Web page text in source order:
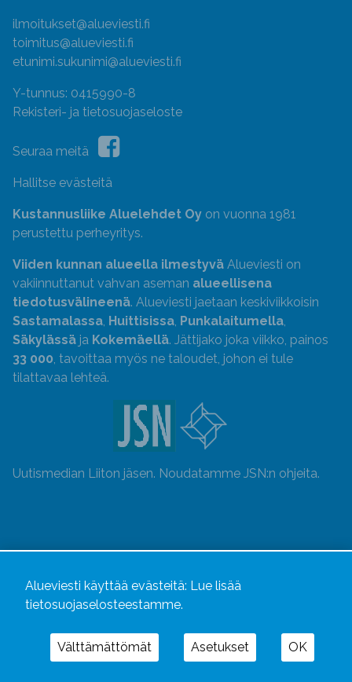
ilmoitukset@alueviesti.fi
toimitus@alueviesti.fi
etunimi.sukunimi@alueviesti.fi
Y-tunnus: 0415990-8
Rekisteri- ja tietosuojaseloste
Seuraa meitä
Hallitse evästeitä
Kustannusliike Aluelehdet Oy on vuonna 1981
perustettu perheyritys.
Viiden kunnan alueella ilmestyvä Alueviesti on
vakiinnuttanut vahvan aseman alueellisena
tiedotusvälineenä. Alueviesti jaetaan keskiviikkoisin
Sastamalassa, Huittisissa, Punkalaitumella,
Säkylässä ja Kokemäellä. Jättijako joka viikko, painos
33 000, tavoittaa myös ne taloudet, johon ei tule
tilattavaa lehteä.
Uutismedian Liiton jäsen. Noudatamme JSN:n ohjeita.
Alueviesti käyttää evästeitä: Lue lisää
tietosuojaselosteestamme.
Välttämättömät Asetukset OK